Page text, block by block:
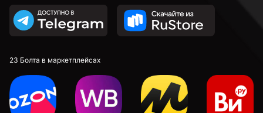
23 Болта в маркетплейсах